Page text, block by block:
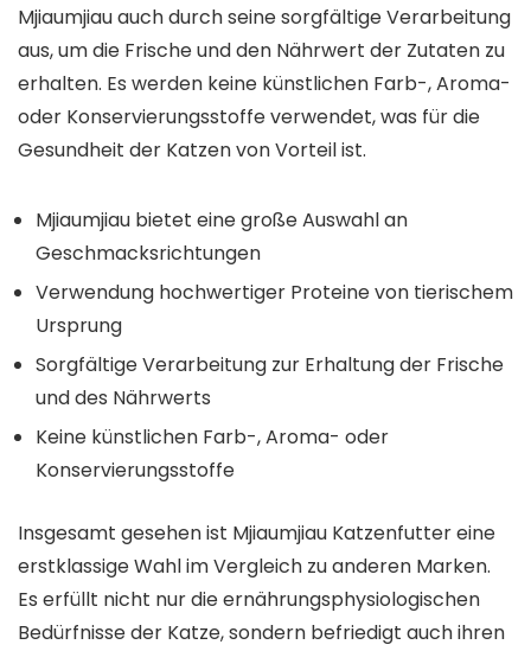
Mjiaumjiau auch durch seine sorgfältige Verarbeitung
aus, um die Frische und den Nährwert der Zutaten zu
erhalten. Es werden keine künstlichen Farb-, Aroma-
oder Konservierungsstoffe verwendet, was für die
Gesundheit der Katzen von Vorteil ist.
Mjiaumjiau bietet eine große Auswahl an
Geschmacksrichtungen
Verwendung hochwertiger Proteine ​​von tierischem
Ursprung
Sorgfältige Verarbeitung zur Erhaltung der Frische
und des Nährwerts
Keine künstlichen Farb-, Aroma- oder
Konservierungsstoffe
Insgesamt gesehen ist Mjiaumjiau Katzenfutter eine
erstklassige Wahl im Vergleich zu anderen Marken.
Es erfüllt nicht nur die ernährungsphysiologischen
Bedürfnisse der Katze, sondern befriedigt auch ihren